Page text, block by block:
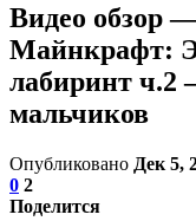
Видео обзор
Майнкрафт:
лабиринт ч.2
мальчиков
Опубликовано Дек 5,
0 2
Поделится